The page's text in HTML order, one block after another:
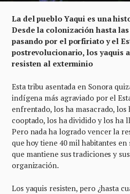
La del pueblo Yaqui es una
Desde la colonización hasta
pasando por el porfiriato y el
postrevolucionario, los yaquis
resisten al exterminio
Esta tribu asentada en Sonora
indígena más agraviado por el
enfrentado, los ha masacrado, los
cooptado, los ha dividido y los ha
Pero nada ha logrado vencer la
que hoy tiene 40 mil habitantes en
que mantiene sus tradiciones y
organización.
Los yaquis resisten, pero ¿hasta